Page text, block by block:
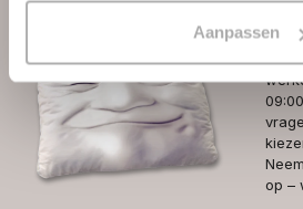
Aanpassen
op –